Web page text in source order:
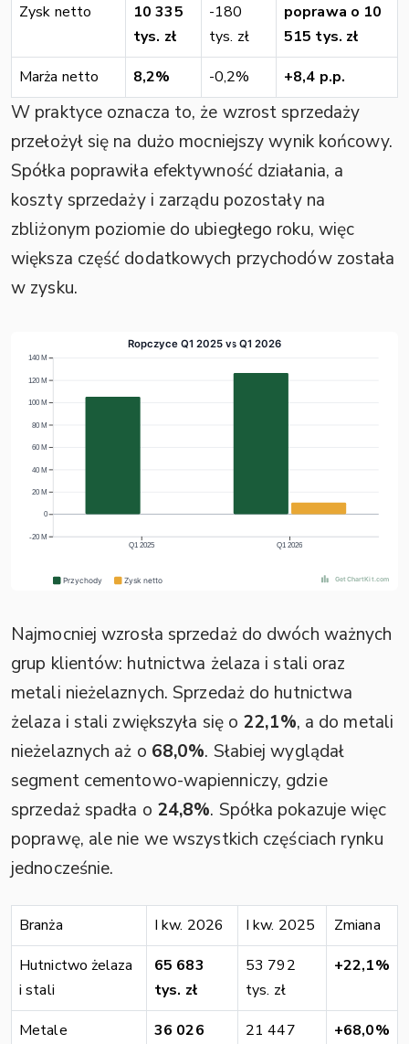
Zysk netto
10 335
tys. zł
-180
tys. zł
poprawa o 10
515 tys. zł
Marża netto
8,2% -0,2% +8,4 p.p.
W praktyce oznacza to, że wzrost sprzedaży
przełożył się na dużo mocniejszy wynik końcowy.
Spółka poprawiła efektywność działania, a
koszty sprzedaży i zarządu pozostały na
zbliżonym poziomie do ubiegłego roku, więc
większa część dodatkowych przychodów została
w zysku.
Najmocniej wzrosła sprzedaż do dwóch ważnych
grup klientów: hutnictwa żelaza i stali oraz
metali nieżelaznych. Sprzedaż do hutnictwa
żelaza i stali zwiększyła się o 22,1%, a do metali
nieżelaznych aż o 68,0%. Słabiej wyglądał
segment cementowo-wapienniczy, gdzie
sprzedaż spadła o 24,8%. Spółka pokazuje więc
poprawę, ale nie we wszystkich częściach rynku
jednocześnie.
Branża I kw. 2026 I kw. 2025
Zmiana
Hutnictwo żelaza
i stali
65 683
tys. zł
53 792
tys. zł
+22,1%
Metale 36 026 21 447 +68,0%